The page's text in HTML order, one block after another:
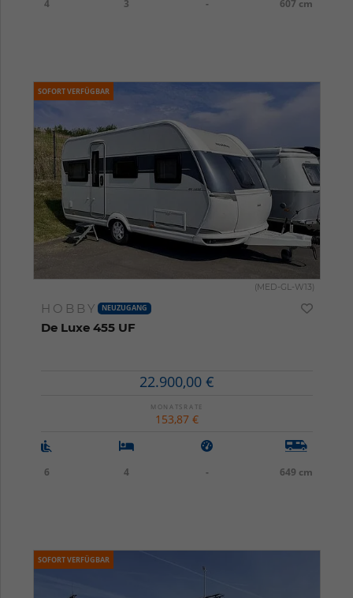
4 3 - 607 cm
SOFORT VERFÜGBAR
HOBBY NEUZUGANG
De Luxe 455 UF
(MED-GL-W13)
22.900,00 €
MONATSRATE
153,87 €
6 4 - 649 cm
SOFORT VERFÜGBAR